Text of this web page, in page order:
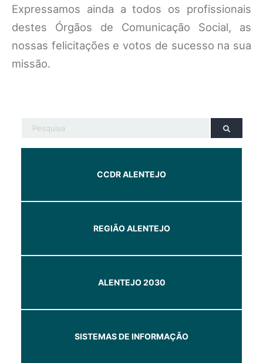
Expressamos ainda a todos os profissionais
destes Órgãos de Comunicação Social, as
nossas felicitações e votos de sucesso na sua
missão.
CCDR ALENTEJO
REGIÃO ALENTEJO
ALENTEJO 2030
SISTEMAS DE INFORMAÇÃO